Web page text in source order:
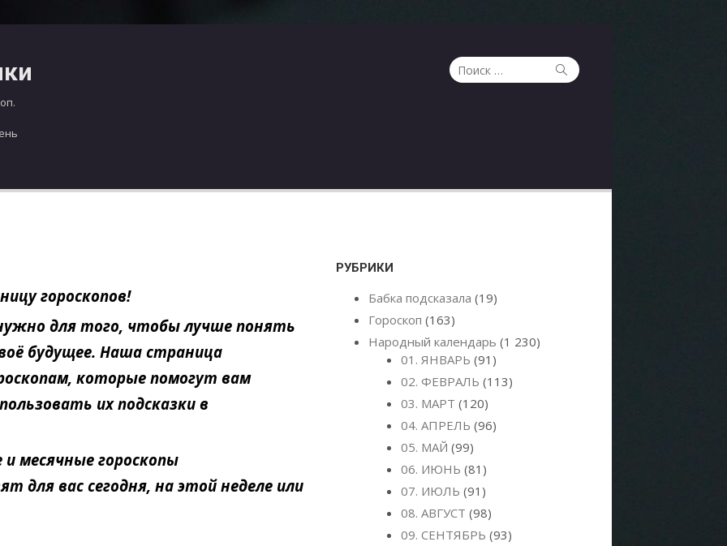
Поиск
по:
Поиск
гороскопов!
для того, чтобы лучше понять
будущее. Наша страница
которые помогут вам
их подсказки в
месячные гороскопы
для вас сегодня, на этой неделе или
РУБРИКИ
Бабка подсказала (19)
Гороскоп (163)
Народный календарь (1 230)
01. ЯНВАРЬ (91)
02. ФЕВРАЛЬ (113)
03. МАРТ (120)
04. АПРЕЛЬ (96)
05. МАЙ (99)
06. ИЮНЬ (81)
07. ИЮЛЬ (91)
08. АВГУСТ (98)
09. СЕНТЯБРЬ (93)